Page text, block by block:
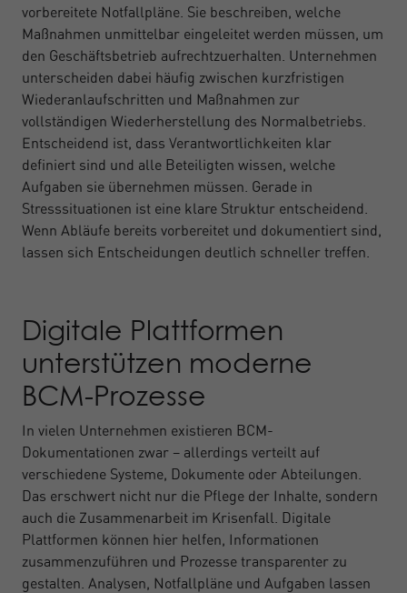
vorbereitete Notfallpläne. Sie beschreiben, welche
Maßnahmen unmittelbar eingeleitet werden müssen, um
den Geschäftsbetrieb aufrechtzuerhalten. Unternehmen
unterscheiden dabei häufig zwischen kurzfristigen
Wiederanlaufschritten und Maßnahmen zur
vollständigen Wiederherstellung des Normalbetriebs.
Entscheidend ist, dass Verantwortlichkeiten klar
definiert sind und alle Beteiligten wissen, welche
Aufgaben sie übernehmen müssen. Gerade in
Stresssituationen ist eine klare Struktur entscheidend.
Wenn Abläufe bereits vorbereitet und dokumentiert sind,
lassen sich Entscheidungen deutlich schneller treffen.
Digitale Plattformen
unterstützen moderne
BCM-Prozesse
In vielen Unternehmen existieren BCM-
Dokumentationen zwar – allerdings verteilt auf
verschiedene Systeme, Dokumente oder Abteilungen.
Das erschwert nicht nur die Pflege der Inhalte, sondern
auch die Zusammenarbeit im Krisenfall. Digitale
Plattformen können hier helfen, Informationen
zusammenzuführen und Prozesse transparenter zu
gestalten. Analysen, Notfallpläne und Aufgaben lassen